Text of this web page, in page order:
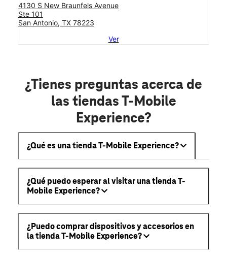
4130 S New Braunfels Avenue
Ste 101
San Antonio, TX 78223
Ver
¿Tienes preguntas acerca de
las tiendas T-Mobile
Experience?
¿Qué es una tienda T-Mobile Experience?
¿Qué puedo esperar al visitar una tienda T-
Mobile Experience?
¿Puedo comprar dispositivos y accesorios en
la tienda T-Mobile Experience?